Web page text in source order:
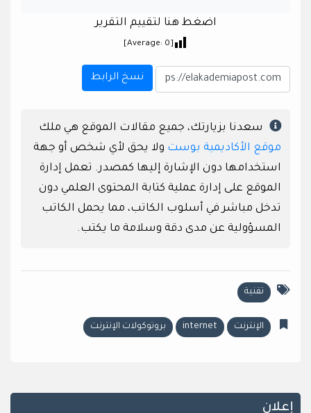
اضغط هنا لتقييم التقرير
[Average:
0
]
نسخ الرابط
سعدنا بزيارتك، جميع مقالات الموقع هي ملك
موقع الأكاديمية بوست ولا يحق لأي شخص أو جهة
استخدامها دون الإشارة إليها كمصدر. تعمل إدارة
الموقع على إدارة عملية كتابة المحتوى العلمي دون
تدخل مباشر في أسلوب الكاتب، مما يحمل الكاتب
المسؤولية عن مدى دقة وسلامة ما يكتب.
تقنية
الإنترنت internet بروتوكولات الإنترنت
إعلان